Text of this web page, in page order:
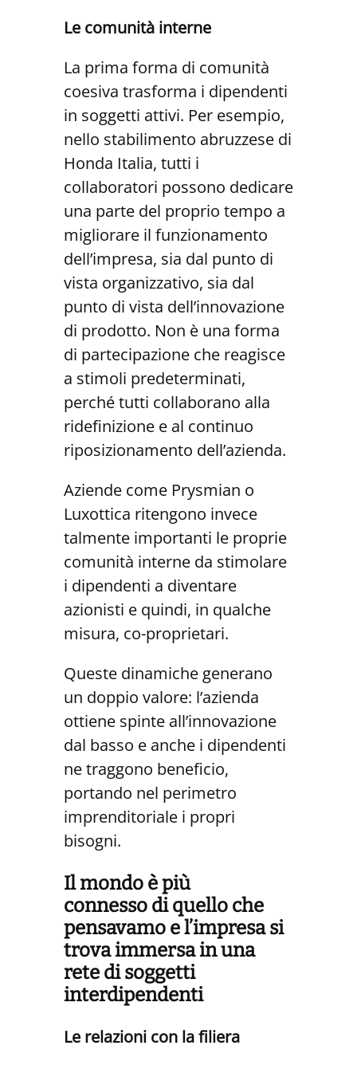
Le comunità interne
La prima forma di comunità
coesiva trasforma i dipendenti
in soggetti attivi. Per esempio,
nello stabilimento abruzzese di
Honda Italia, tutti i
collaboratori possono dedicare
una parte del proprio tempo a
migliorare il funzionamento
dell’impresa, sia dal punto di
vista organizzativo, sia dal
punto di vista dell’innovazione
di prodotto. Non è una forma
di partecipazione che reagisce
a stimoli predeterminati,
perché tutti collaborano alla
ridefinizione e al continuo
riposizionamento dell’azienda.
Aziende come Prysmian o
Luxottica ritengono invece
talmente importanti le proprie
comunità interne da stimolare
i dipendenti a diventare
azionisti e quindi, in qualche
misura, co-proprietari.
Queste dinamiche generano
un doppio valore: l’azienda
ottiene spinte all’innovazione
dal basso e anche i dipendenti
ne traggono beneficio,
portando nel perimetro
imprenditoriale i propri
bisogni.
Il mondo è più
connesso di quello che
pensavamo e l’impresa si
trova immersa in una
rete di soggetti
interdipendenti
Le relazioni con la filiera